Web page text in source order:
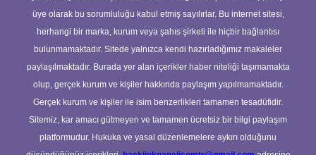
üye olarak bu sorumluluğu kabul etmiş sayılırlar. Bu internet sitesi,
herhangi bir marka, kurum veya şahıs şirketi ile hiçbir bağlantısı
bulunmamaktadır. Sitede yalnızca kendi hazırladığımız makaleler
paylaşılmaktadır. Burada yer alan içerikler haber niteliği taşımamakta
olup, gerçek kurum ve kişiler hakkında paylaşım yapılmamaktadır.
Gerçek kurum ve kişiler ile isim benzerlikleri tamamen tesadüfidir.
Sitemiz, kar amacı gütmeyen ve tamamen ücretsiz bir bilgi paylaşım
platformudur. Hukuka ve yasal düzenlemelere aykırı olduğunu